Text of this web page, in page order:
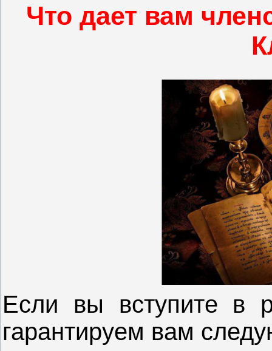
Что дает вам
Если вы вступите в
гарантируем вам